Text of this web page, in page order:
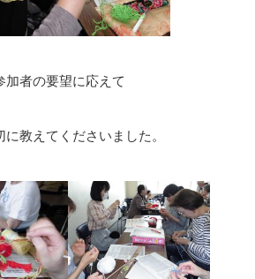
加者の要望に応えて
教えてくださいました。